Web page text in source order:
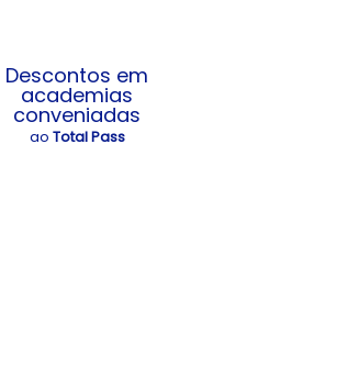
Descontos em
academias
conveniadas
ao Total Pass